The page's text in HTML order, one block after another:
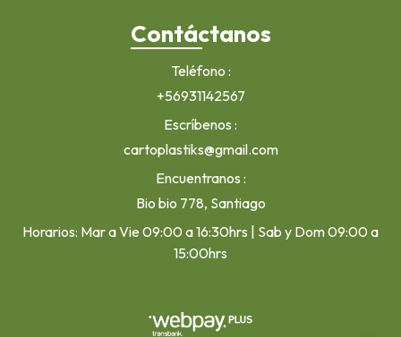
Contáctanos
Teléfono
+56931142567
Escríbenos
cartoplastiks@gmail.com
Encuentranos
Bio bio 778, Santiago
Horarios: Mar a Vie 09:00 a 16:30hrs | Sab y Dom 09:00 a
15:00hrs